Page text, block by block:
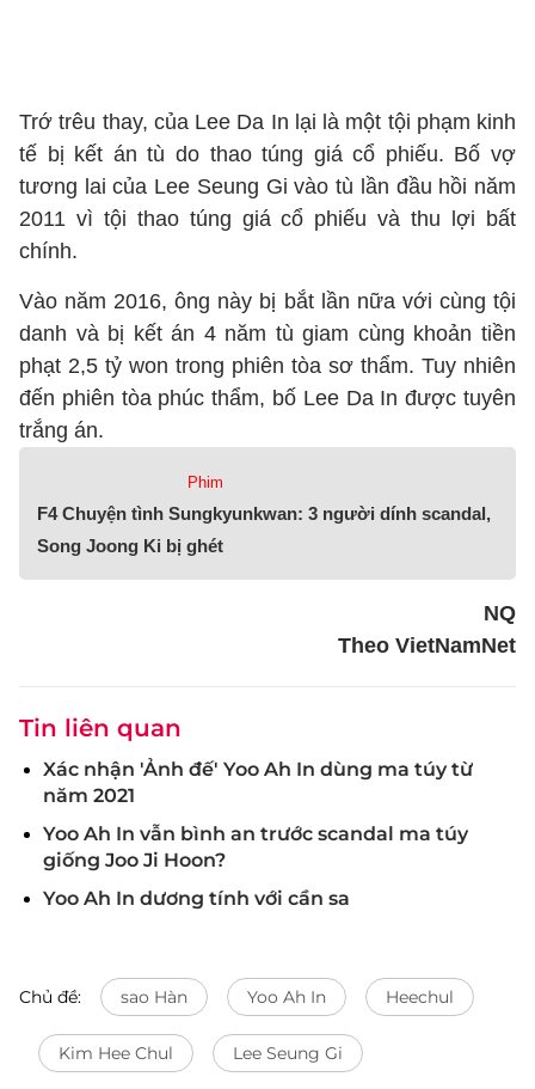
Trớ trêu thay, của Lee Da In lại là một tội phạm kinh
tế bị kết án tù do thao túng giá cổ phiếu. Bố vợ
tương lai của Lee Seung Gi vào tù lần đầu hồi năm
2011 vì tội thao túng giá cổ phiếu và thu lợi bất
chính.
Vào năm 2016, ông này bị bắt lần nữa với cùng tội
danh và bị kết án 4 năm tù giam cùng khoản tiền
phạt 2,5 tỷ won trong phiên tòa sơ thẩm. Tuy nhiên
đến phiên tòa phúc thẩm, bố Lee Da In được tuyên
trắng án.
Phim
F4 Chuyện tình Sungkyunkwan: 3 người dính scandal,
Song Joong Ki bị ghét
NQ
Theo VietNamNet
Tin liên quan
Xác nhận 'Ảnh đế' Yoo Ah In dùng ma túy từ
năm 2021
Yoo Ah In vẫn bình an trước scandal ma túy
giống Joo Ji Hoon?
Yoo Ah In dương tính với cần sa
Chủ đề: sao Hàn Yoo Ah In Heechul
Kim Hee Chul Lee Seung Gi